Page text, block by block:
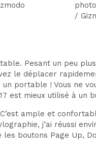
photo
/
Pesant un peu
le déplacer
portable ! Vous ne
est mieux utilisé à un
ample et
j’ai réussi
boutons Page Up,